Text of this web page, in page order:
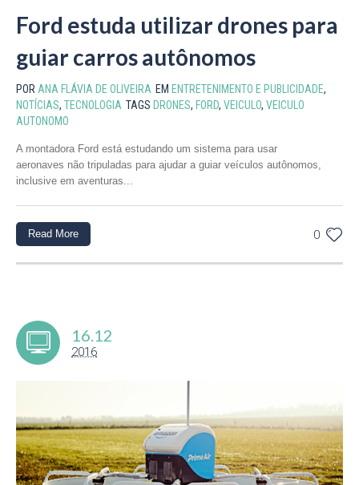
Ford estuda utilizar drones para
guiar carros autônomos
POR ANA FLÁVIA DE OLIVEIRA EM ENTRETENIMENTO E PUBLICIDADE,
NOTÍCIAS, TECNOLOGIA TAGS DRONES, FORD, VEICULO, VEICULO
AUTONOMO
A montadora Ford está estudando um sistema para usar
aeronaves não tripuladas para ajudar a guiar veículos autônomos,
inclusive em aventuras...
0
Read More
16.12
2016